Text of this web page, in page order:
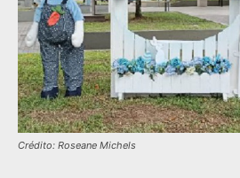
Crédito: Roseane Michels